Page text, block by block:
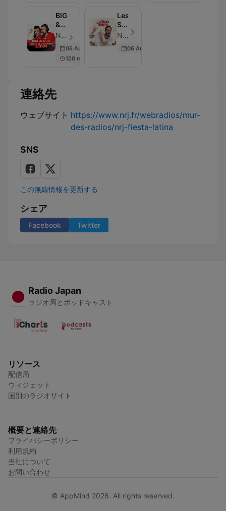
BIGFLO
&
OLI
Une
Nuit
NRJ
NRJ France - エピソード 10
06 Aug 2025
120 min
Les
Sondages
DuNRJ France - エピソード 361
06 Aug 2025
連絡先
ウェブサイト https://www.nrj.fr/webradios/mur-
des-radios/nrj-fiesta-latina
SNS
この無線情報を更新する
シェア
Facebook Twitter
Radio Japan
ラジオ局とポッドキャスト
リソース
配信局
ウィジェット
国別のラジオサイト
概要と連絡先
プライバシーポリシー
利用規約
当社について
お問い合わせ
© AppMind 2026. All rights reserved.